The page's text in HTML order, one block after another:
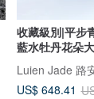
收藏級別|平步
藍水牡丹花朵
Luien Jade 路
US$ 648.41